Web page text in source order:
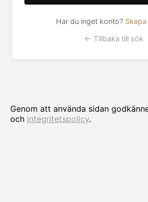
Har du inget konto?
← Tillbaka till sök
Genom att använda sidan
och integritetspolicy.